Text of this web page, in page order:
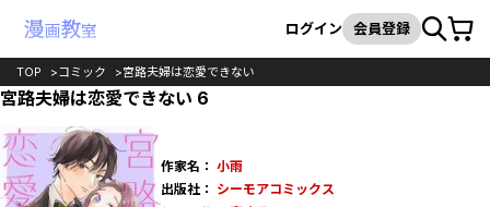
検索
ログイン 会員登録カート
TOP コミック 宮路夫婦は恋愛できない
宮路夫婦は恋愛できない 6
作家名： 小雨
出版社： シーモアコミックス